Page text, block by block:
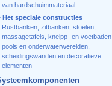
van hardschuimmateriaal.
Het speciale constructies
Rustbanken, zitbanken, stoelen,
massagetafels, kneipp- en voetbaden,
pools en onderwaterwerelden,
scheidingswanden en decoratieve
elementen